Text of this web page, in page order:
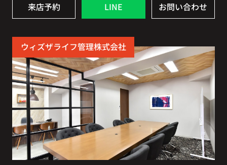
来店予約 LINE お問い合わせ
ウィズザライフ管理株式会社